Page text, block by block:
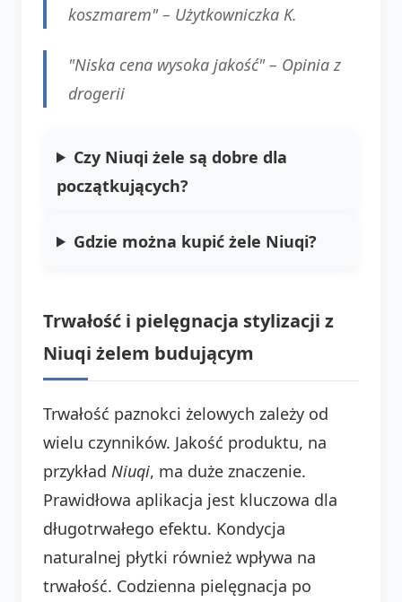
koszmarem" – Użytkowniczka K.
"Niska cena wysoka jakość" – Opinia z
drogerii
Czy Niuqi żele są dobre dla
początkujących?
Gdzie można kupić żele Niuqi?
Trwałość i pielęgnacja stylizacji z
Niuqi żelem budującym
Trwałość paznokci żelowych zależy od
wielu czynników. Jakość produktu, na
przykład Niuqi, ma duże znaczenie.
Prawidłowa aplikacja jest kluczowa dla
długotrwałego efektu. Kondycja
naturalnej płytki również wpływa na
trwałość. Codzienna pielęgnacja po